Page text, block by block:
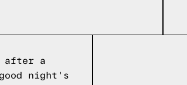
after a
night's